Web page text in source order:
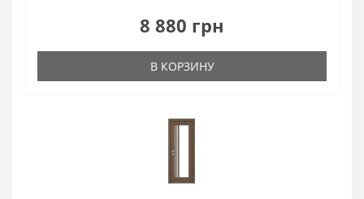
8 880 грн
В КОРЗИНУ